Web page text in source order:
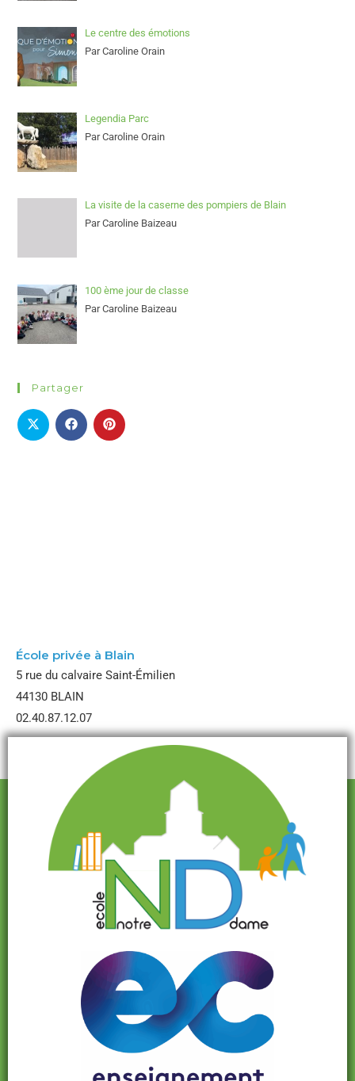
Le centre des émotions
Par Caroline Orain
Legendia Parc
Par Caroline Orain
La visite de la caserne des pompiers de Blain
Par Caroline Baizeau
100 ème jour de classe
Par Caroline Baizeau
Partager
École privée à Blain
5 rue du calvaire Saint-Émilien
44130 BLAIN
02.40.87.12.07